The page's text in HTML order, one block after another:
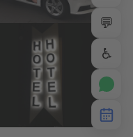
💬
♿